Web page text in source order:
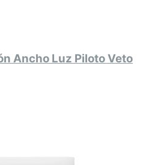
Ancho Luz Piloto Veto